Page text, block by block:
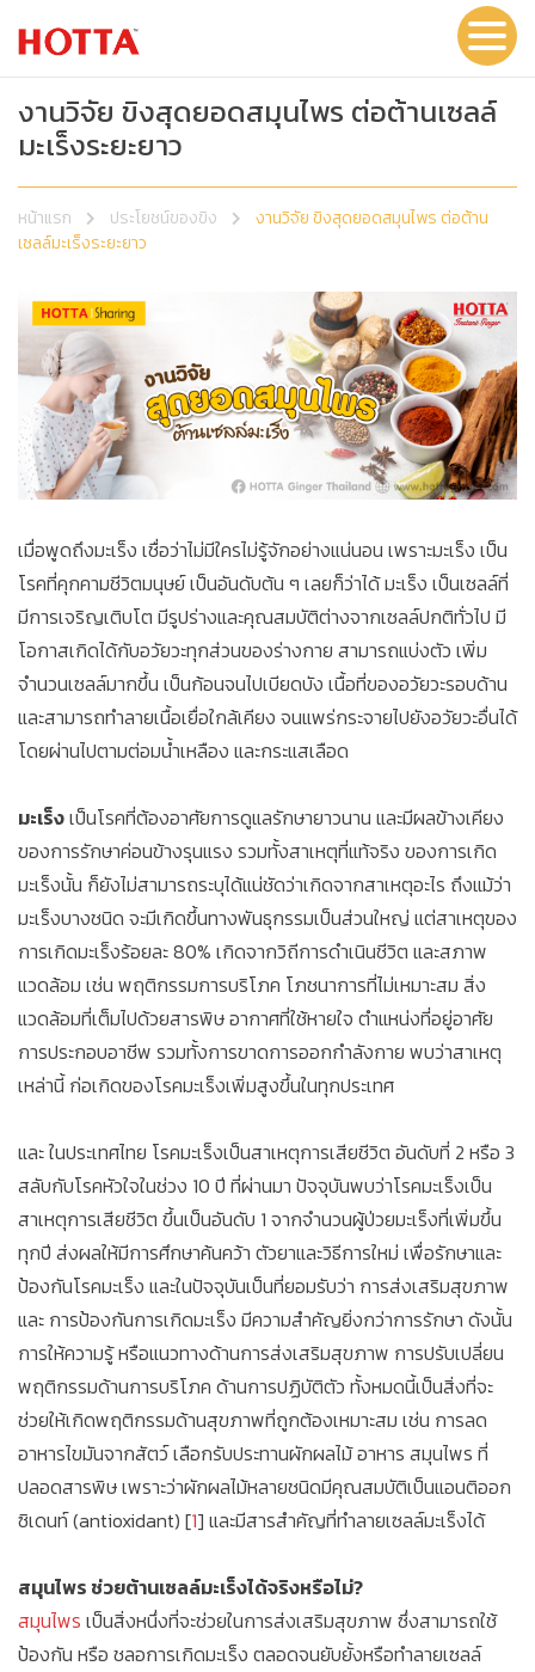
งานวิจัย ขิงสุดยอดสมุนไพร ต่อต้านเซลล์
มะเร็งระยะยาว
หน้าแรก ประโยชน์ของขิง
งานวิจัย ขิงสุดยอดสมุนไพร ต่อต้าน
เซลล์มะเร็งระยะยาว
เมื่อพูดถึงมะเร็ง เชื่อว่าไม่มีใครไม่รู้จักอย่างแน่นอน เพราะมะเร็ง เป็น
โรคที่คุกคามชีวิตมนุษย์ เป็นอันดับต้น ๆ เลยก็ว่าได้ มะเร็ง เป็นเซลล์ที่
มีการเจริญเติบโต มีรูปร่างและคุณสมบัติต่างจากเซลล์ปกติทั่วไป มี
โอกาสเกิดได้กับอวัยวะทุกส่วนของร่างกาย สามารถแบ่งตัว เพิ่ม
จำนวนเซลล์มากขึ้น เป็นก้อนจนไปเบียดบัง เนื้อที่ของอวัยวะรอบด้าน
และสามารถทำลายเนื้อเยื่อใกล้เคียง จนแพร่กระจายไปยังอวัยวะอื่นได้
โดยผ่านไปตามต่อมน้ำเหลือง และกระแสเลือด
มะเร็งเป็นโรคที่ต้องอาศัยการดูแลรักษายาวนาน และมีผลข้างเคียง
ของการรักษาค่อนข้างรุนแรง รวมทั้งสาเหตุที่แท้จริง ของการเกิด
มะเร็งนั้น ก็ยังไม่สามารถระบุได้แน่ชัดว่าเกิดจากสาเหตุอะไร ถึงแม้ว่า
มะเร็งบางชนิด จะมีเกิดขึ้นทางพันธุกรรมเป็นส่วนใหญ่ แต่สาเหตุของ
การเกิดมะเร็งร้อยละ 80% เกิดจากวิถีการดำเนินชีวิต และสภาพ
แวดล้อม เช่น พฤติกรรมการบริโภค โภชนาการที่ไม่เหมาะสม สิ่ง
แวดล้อมที่เต็มไปด้วยสารพิษ อากาศที่ใช้หายใจ ตำแหน่งที่อยู่อาศัย
การประกอบอาชีพ รวมทั้งการขาดการออกกำลังกาย พบว่าสาเหตุ
เหล่านี้ ก่อเกิดของโรคมะเร็งเพิ่มสูงขึ้นในทุกประเทศ
และ ในประเทศไทย โรคมะเร็งเป็นสาเหตุการเสียชีวิต อันดับที่ 2 หรือ 3
สลับกับโรคหัวใจในช่วง 10 ปี ที่ผ่านมา ปัจจุบันพบว่าโรคมะเร็งเป็น
สาเหตุการเสียชีวิต ขึ้นเป็นอันดับ 1 จากจำนวนผู้ป่วยมะเร็งที่เพิ่มขึ้น
ทุกปี ส่งผลให้มีการศึกษาค้นคว้า ตัวยาและวิธีการใหม่ เพื่อรักษาและ
ป้องกันโรคมะเร็ง และในปัจจุบันเป็นที่ยอมรับว่า การส่งเสริมสุขภาพ
และ การป้องกันการเกิดมะเร็ง มีความสำคัญยิ่งกว่าการรักษา ดังนั้น
การให้ความรู้ หรือแนวทางด้านการส่งเสริมสุขภาพ การปรับเปลี่ยน
พฤติกรรมด้านการบริโภค ด้านการปฏิบัติตัว ทั้งหมดนี้เป็นสิ่งที่จะ
ช่วยให้เกิดพฤติกรรมด้านสุขภาพที่ถูกต้องเหมาะสม เช่น การลด
อาหารไขมันจากสัตว์ เลือกรับประทานผักผลไม้ อาหาร สมุนไพร ที่
ปลอดสารพิษ เพราะว่าผักผลไม้หลายชนิดมีคุณสมบัติเป็นแอนติออก
ซิเดนท์ (antioxidant) [1] และมีสารสำคัญที่ทำลายเซลล์มะเร็งได้
สมุนไพร ช่วยต้านเซลล์มะเร็งได้จริงหรือไม่?
สมุนไพร เป็นสิ่งหนึ่งที่จะช่วยในการส่งเสริมสุขภาพ ซึ่งสามารถใช้
ป้องกัน หรือ ชลอการเกิดมะเร็ง ตลอดจนยับยั้งหรือทำลายเซลล์